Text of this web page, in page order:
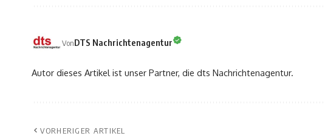
VonDTS Nachrichtenagentur
Autor dieses Artikel ist unser Partner, die dts Nachrichtenagentur.
VORHERIGER ARTIKEL